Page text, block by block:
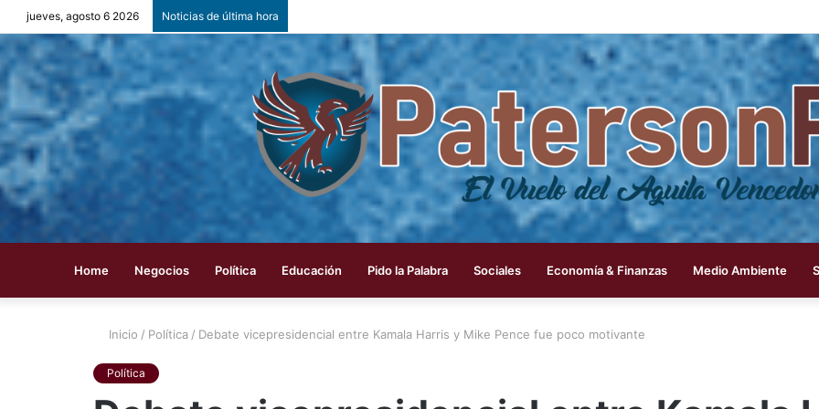
jueves, agosto 6 2026 Noticias de última hora
Home Negocios Política Educación Pido la Palabra Sociales Economía & Finanzas Medio Ambiente
Inicio / Política / Debate vicepresidencial entre Kamala Harris y Mike Pence fue poco motivante
Política